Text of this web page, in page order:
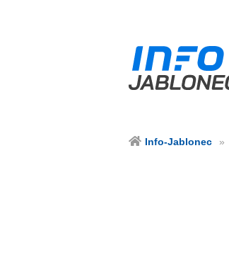
Info-Jablonec